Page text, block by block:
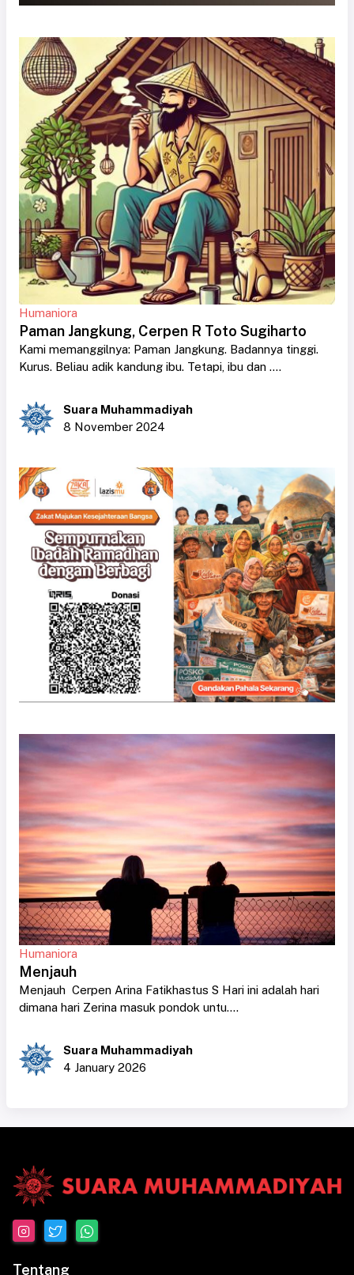
Humaniora
Paman Jangkung, Cerpen R Toto Sugiharto
Kami memanggilnya: Paman Jangkung. Badannya tinggi.
Kurus. Beliau adik kandung ibu. Tetapi, ibu dan ....
Suara Muhammadiyah
8 November 2024
Humaniora
Menjauh
Menjauh Cerpen Arina Fatikhastus S Hari ini adalah hari
dimana hari Zerina masuk pondok untu....
Suara Muhammadiyah
4 January 2026
Tentang